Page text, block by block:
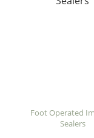
Foot Operated
Sealers